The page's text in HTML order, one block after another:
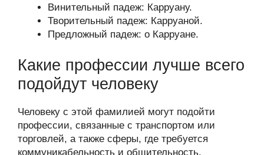
Винительный падеж: Карруану.
Творительный падеж: Карруаной.
Предложный падеж: о Карруане.
Какие профессии лучше всего
подойдут человеку
Человеку с этой фамилией могут подойти
профессии, связанные с транспортом или
торговлей, а также сферы, где требуется
коммуникабельность и общительность,